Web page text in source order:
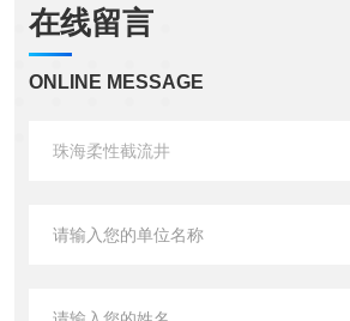
在线留言
ONLINE MESSAGE